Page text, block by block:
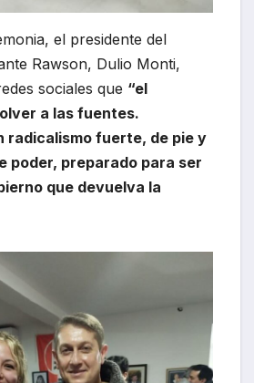
el presidente del
Rawson, Dulio Monti,
sociales que “el
a las fuentes.
radicalismo fuerte, de pie y
poder, preparado para ser
que devuelva la